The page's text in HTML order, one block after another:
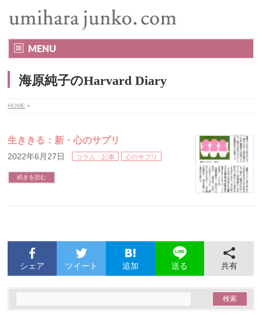
MENU
海原純子のHarvard Diary
HOME »
生ききる：新・心のサプリ
2022年6月27日 コラム・記事 心のサプリ
続きを読む
シェア ツイート 追加 送る 共有